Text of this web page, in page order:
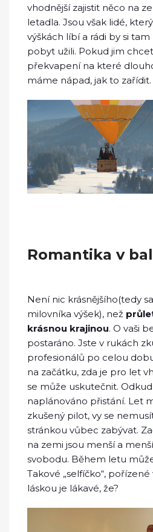
vhodnější zajistit něco na
letadla. Jsou však lidé,
výškách líbí a rádi by si
pobyt užili. Pokud jim
překvapení na které
máme nápad, jak to zařídit.
Romantika v
Není nic krásnějšího(tedy
milovníka výšek), než
krásnou krajinou. O vaši
postaráno. Jste v rukách
profesionálů po celou
na začátku, zda je pro let
se může uskutečnit.
naplánováno přistání. Let
zkušený pilot, vy se
stránkou vůbec zabývat.
na zemi jsou menší a
svobodu. Během letu
Takové „selfíčko“, pořízené
láskou je lákavé, že?